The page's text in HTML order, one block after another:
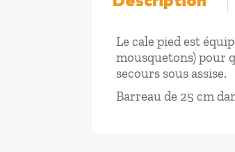
Le cale pied est
mousquetons) pour
secours sous assise.
Barreau de 25 cm